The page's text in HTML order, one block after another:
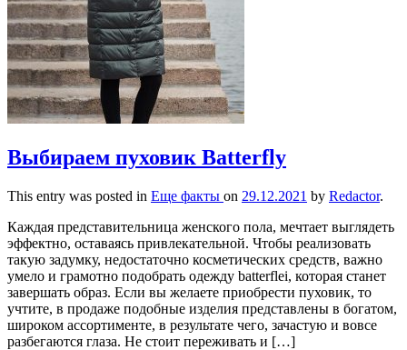
Выбираем пуховик Batterfly
This entry was posted in Еще факты on 29.12.2021 by Redactor.
Каждая представительница женского пола, мечтает выглядеть
эффектно, оставаясь привлекательной. Чтобы реализовать
такую задумку, недостаточно косметических средств, важно
умело и грамотно подобрать одежду batterflei, которая станет
завершать образ. Если вы желаете приобрести пуховик, то
учтите, в продаже подобные изделия представлены в богатом,
широком ассортименте, в результате чего, зачастую и вовсе
разбегаются глаза. Не стоит переживать и […]